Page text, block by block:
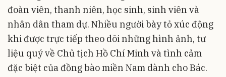
đoàn viên, thanh niên, học sinh, sinh viên và
nhân dân tham dự. Nhiều người bày tỏ xúc động
khi được trực tiếp theo dõi những hình ảnh, tư
liệu quý về Chủ tịch Hồ Chí Minh và tình cảm
đặc biệt của đồng bào miền Nam dành cho Bác.